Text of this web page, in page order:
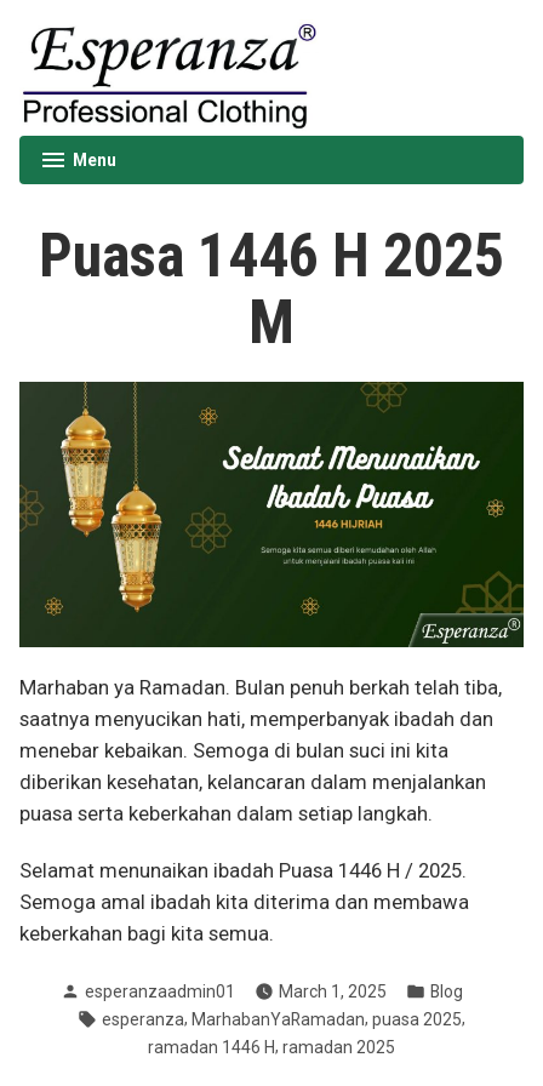
content
Esperanza
Menu
expanded
collapsed
Puasa 1446 H 2025
M
Marhaban ya Ramadan. Bulan penuh berkah telah tiba,
saatnya menyucikan hati, memperbanyak ibadah dan
menebar kebaikan. Semoga di bulan suci ini kita
diberikan kesehatan, kelancaran dalam menjalankan
puasa serta keberkahan dalam setiap langkah.
Selamat menunaikan ibadah Puasa 1446 H / 2025.
Semoga amal ibadah kita diterima dan membawa
keberkahan bagi kita semua.
Posted
by
esperanzaadmin01 March 1, 2025
Posted
in
Blog
Tags:
esperanza, MarhabanYaRamadan, puasa 2025,
ramadan 1446 H, ramadan 2025